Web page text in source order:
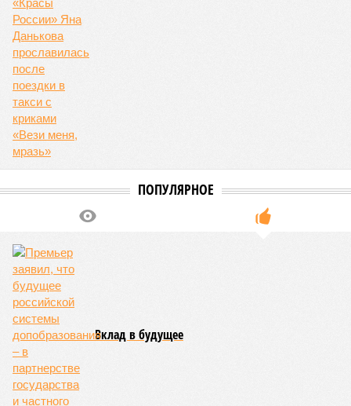
ПОПУЛЯРНОЕ
Вклад в будущее